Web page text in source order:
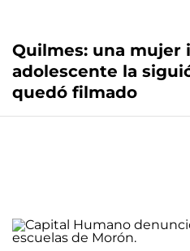
Quilmes: una mujer
adolescente la
quedó filmado